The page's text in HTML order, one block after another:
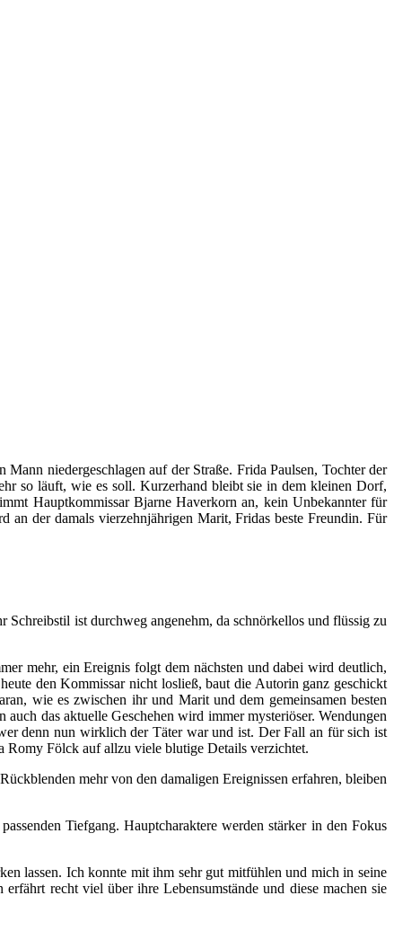
niedergeschlagen auf der Straße. Frida Paulsen, Tochter der
so läuft, wie es soll. Kurzerhand bleibt sie in dem kleinen Dorf,
Hauptkommissar Bjarne Haverkorn an, kein Unbekannter für
an der damals vierzehnjährigen Marit, Fridas beste Freundin. Für
ist durchweg angenehm, da schnörkellos und flüssig zu
mehr, ein Ereignis folgt dem nächsten und dabei wird deutlich,
den Kommissar nicht losließ, baut die Autorin ganz geschickt
wie es zwischen ihr und Marit und dem gemeinsamen besten
das aktuelle Geschehen wird immer mysteriöser. Wendungen
denn nun wirklich der Täter war und ist. Der Fall an für sich ist
Romy Fölck auf allzu viele blutige Details verzichtet.
mehr von den damaligen Ereignissen erfahren, bleiben
Tiefgang. Hauptcharaktere werden stärker in den Fokus
lassen. Ich konnte mit ihm sehr gut mitfühlen und mich in seine
recht viel über ihre Lebensumstände und diese machen sie